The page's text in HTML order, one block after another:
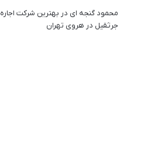
محمود گنجه ای در بهترین شرکت اجاره
جرثقیل در هروی تهران